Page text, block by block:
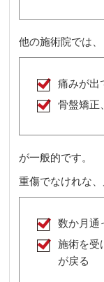
他の施術院では、
痛みが出
骨盤矯正
が一般的です。
重傷でなけれな
数か月通
施術を受
が戻る